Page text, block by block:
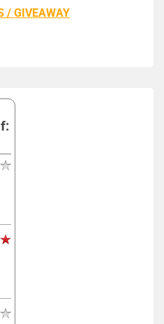
/ GIVEAWAY